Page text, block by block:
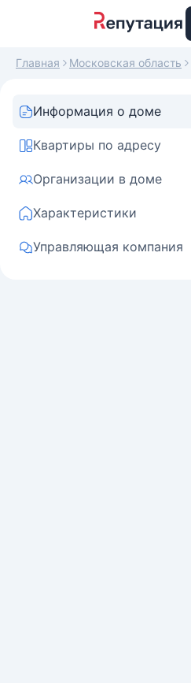
Главная Московская область
Информация о доме
Квартиры по адресу
Организации в доме
Характеристики
Управляющая компания